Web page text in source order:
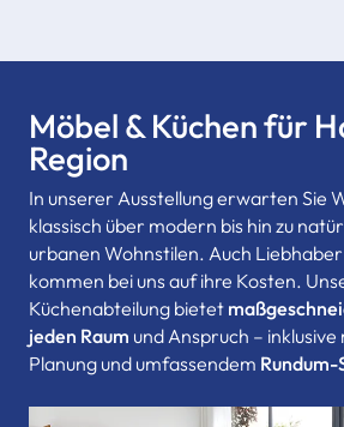
Möbel & Küchen für
Region
In unserer Ausstellung erwarten Sie
klassisch über modern bis hin zu
urbanen Wohnstilen. Auch
kommen bei uns auf ihre Kosten.
Küchenabteilung bietet
jeden Raum und Anspruch –
Planung und umfassendem Rundum-